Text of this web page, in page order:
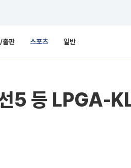
출판 스포츠 일반
5 등 LPGA-